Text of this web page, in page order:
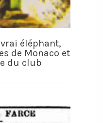
éléphant,
de Monaco et
du club